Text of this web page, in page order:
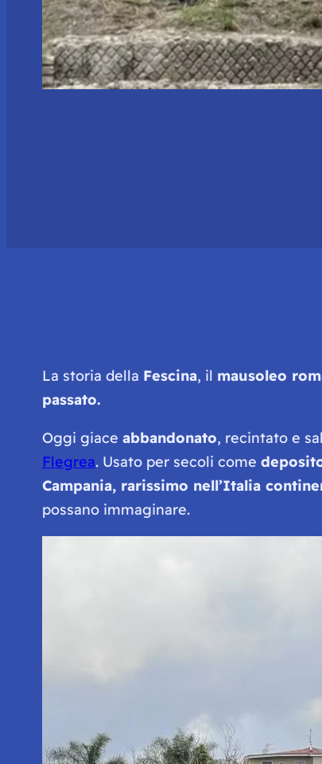
La storia della Fescina, il mausoleo
passato.
Oggi giace abbandonato, recintato e
Flegrea. Usato per secoli come
Campania, rarissimo nell’Italia
possano immaginare.